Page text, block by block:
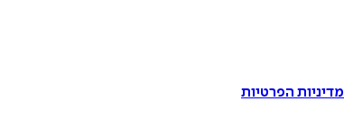
הפרטיות